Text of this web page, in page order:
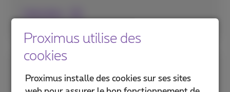
Proximus utilise des
cookies
Proximus installe des cookies sur ses sites